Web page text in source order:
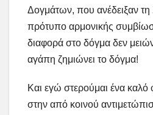
Δογμάτων, που ανέδειξαν
πρότυπο αρμονικής
διαφορά στο δόγμα δεν
αγάπη ζημιώνει το δόγμα!
Και εγώ στερούμαι ένα καλό
στην από κοινού